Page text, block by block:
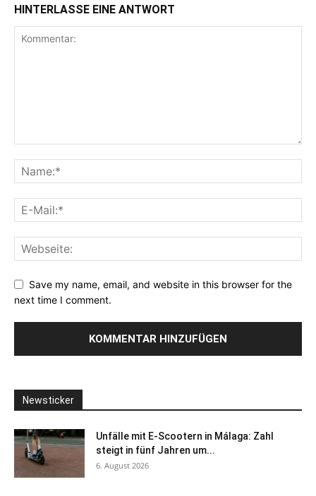
HINTERLASSE EINE ANTWORT
Save my name, email, and website in this browser for the
next time I comment.
Newsticker
Unfälle mit E-Scootern in Málaga: Zahl
steigt in fünf Jahren um...
6. August 2026